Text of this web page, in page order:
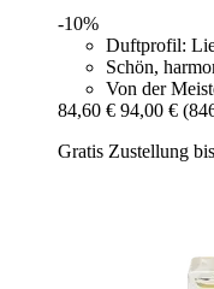
-10%
Duftprofil:
Schön,
Von der
84,60 € 94,00 €
Gratis Zustellung